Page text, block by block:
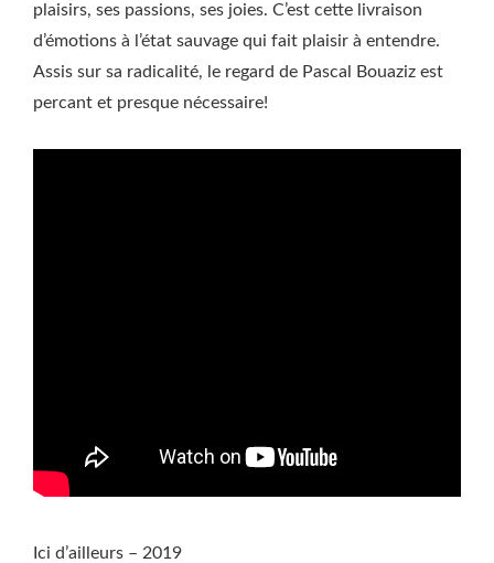
plaisirs, ses passions, ses joies. C’est cette livraison
d’émotions à l’état sauvage qui fait plaisir à entendre.
Assis sur sa radicalité, le regard de Pascal Bouaziz est
percant et presque nécessaire!
Ici d’ailleurs – 2019